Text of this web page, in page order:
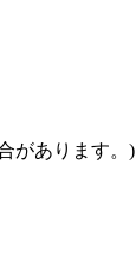
があります。)